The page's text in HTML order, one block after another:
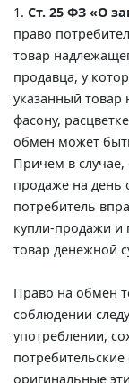
1. Ст. 25 ФЗ «О
право
товар
продавца, у
указанный
фасону,
обмен может
Причем в случае,
продаже на день
потребитель
купли-продажи и
товар денежной
Право на обмен
соблюдении
употреблении,
оригинальные